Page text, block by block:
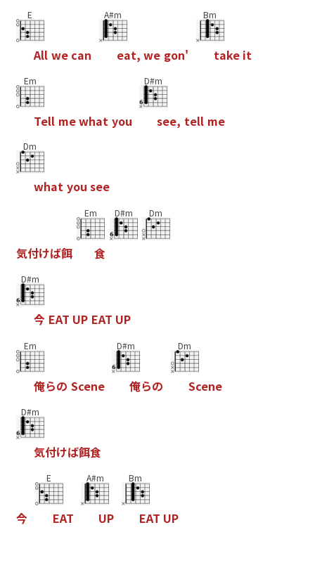
E
All we can
A#m
eat, we gon'
Bm
take it
Em
Tell mewhat you
D#m
see, tell me
Dm
what you see
気付けば餌
Em
食
D#m Dm
D#m
今 EAT UP EAT UP
Em
俺らの Scene
D#m
俺らの
Dm
Scene
D#m
気付けば餌食
今
E
EAT
A#m
UP
Bm
EAT UP